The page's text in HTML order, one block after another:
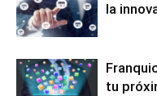
la
tu